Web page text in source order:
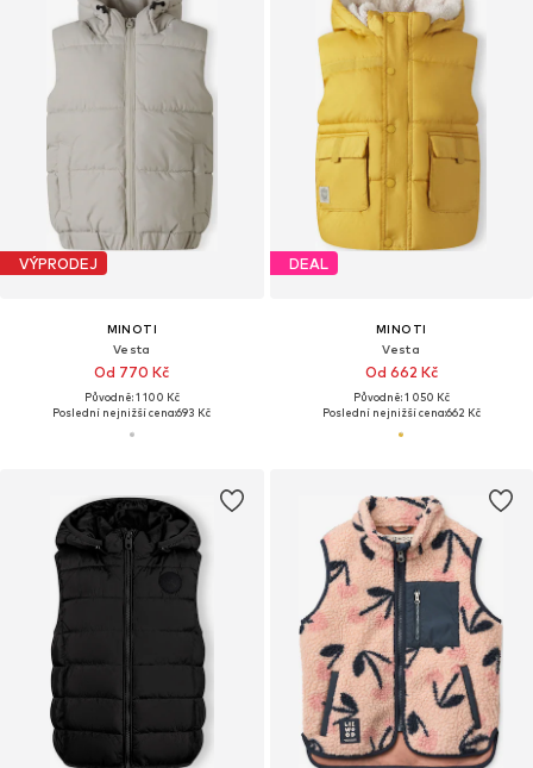
VÝPRODEJ
MINOTI
Vesta
Od 770 Kč
Původně: 1 100 Kč
Poslední nejnižší cena:693 Kč
DEAL
MINOTI
Vesta
Od 662 Kč
Původně: 1 050 Kč
Poslední nejnižší cena:662 Kč